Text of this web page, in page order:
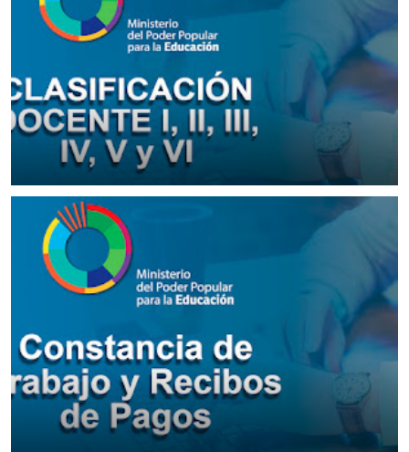
▷ Escala de CLASIFICACION DOCENTE I-II-III-IV-V-VI por Años de
Servicio
September 23, 2022
Descargar Constancia de Trabajo y Recibos de Pagos MPPE
Autogestión RRHH
September 16, 2022